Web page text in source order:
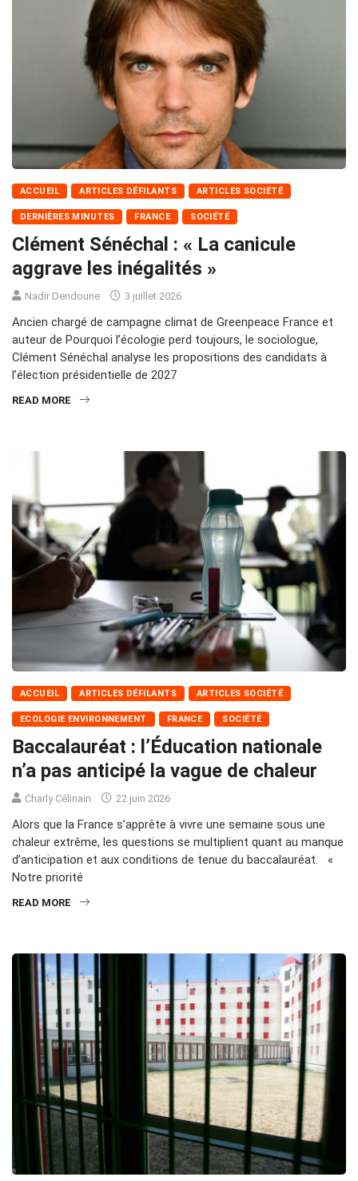
ACCUEIL ARTICLES DÉFILANTS ARTICLES SOCIÉTÉ
DERNIÈRES MINUTES FRANCE SOCIÉTÉ
Clément Sénéchal : « La canicule
aggrave les inégalités »
Nadir Dendoune 3 juillet 2026
Ancien chargé de campagne climat de Greenpeace France et
auteur de Pourquoi l’écologie perd toujours, le sociologue,
Clément Sénéchal analyse les propositions des candidats à
l’élection présidentielle de 2027
READ MORE
ACCUEIL ARTICLES DÉFILANTS ARTICLES SOCIÉTÉ
ECOLOGIE ENVIRONNEMENT FRANCE SOCIÉTÉ
Baccalauréat : l’Éducation nationale
n’a pas anticipé la vague de chaleur
Charly Célinain 22 juin 2026
Alors que la France s’apprête à vivre une semaine sous une
chaleur extrême, les questions se multiplient quant au manque
d’anticipation et aux conditions de tenue du baccalauréat. «
Notre priorité
READ MORE